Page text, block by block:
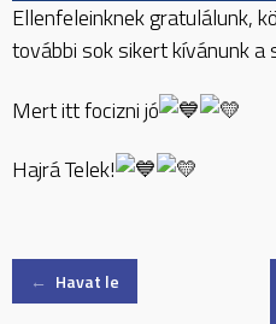
Ellenfeleinknek gratulálunk,
további sok sikert kívánunk a
Mert itt focizni jó
Hajrá Telek!
Post
← Havat le